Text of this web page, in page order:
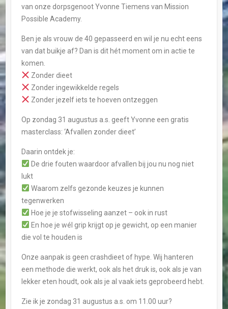
van onze dorpsgenoot Yvonne Tiemens van Mission
Possible Academy.
Ben je als vrouw de 40 gepasseerd en wil je nu echt eens
van dat buikje af? Dan is dit hét moment om in actie te
komen.
Zonder dieet
Zonder ingewikkelde regels
Zonder jezelf iets te hoeven ontzeggen
Op zondag 31 augustus a.s. geeft Yvonne een gratis
masterclass: ‘Afvallen zonder dieet’
Daarin ontdek je:
De drie fouten waardoor afvallen bij jou nu nog niet
lukt
Waarom zelfs gezonde keuzes je kunnen
tegenwerken
Hoe je je stofwisseling aanzet – ook in rust
En hoe je wél grip krijgt op je gewicht, op een manier
die vol te houden is
Onze aanpak is geen crashdieet of hype. Wij hanteren
een methode die werkt, ook als het druk is, ook als je van
lekker eten houdt, ook als je al vaak iets geprobeerd hebt.
Zie ik je zondag 31 augustus a.s. om 11.00 uur?